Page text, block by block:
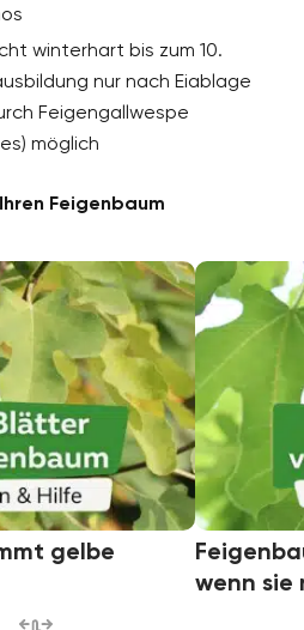
winterhart bis zum 10.
nur nach Eiablage
Feigengallwespe
möglich
Feigenbaum
gelbe
wenn sie